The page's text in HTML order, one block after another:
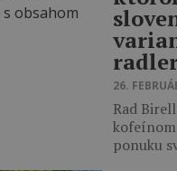
26.
Rad
ponuku